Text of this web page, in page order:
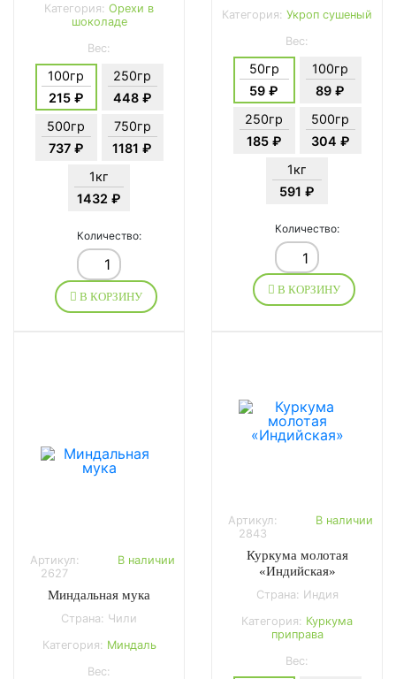
Категория: Орехи в
шоколаде
Вес:
100гр
215 ₽
250гр
448 ₽
500гр
737 ₽
750гр
1181 ₽
1кг
1432 ₽
Количество:
В КОРЗИНУ
Категория: Укроп сушеный
Вес:
50гр
59 ₽
100гр
89 ₽
250гр
185 ₽
500гр
304 ₽
1кг
591 ₽
Количество:
В КОРЗИНУ
Артикул:
2627
В наличии
Миндальная мука
Страна: Чили
Категория: Миндаль
Вес:
Артикул:
2843
В наличии
Куркума молотая
«Индийская»
Страна: Индия
Категория: Куркума
приправа
Вес: